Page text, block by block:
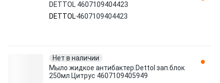
DETTOL 4607109404423
DETTOL4607109404423
Нет в наличии
Мыло жидкое антибактер.Dettol зап.блок
250мл Цитрус 4607109405949